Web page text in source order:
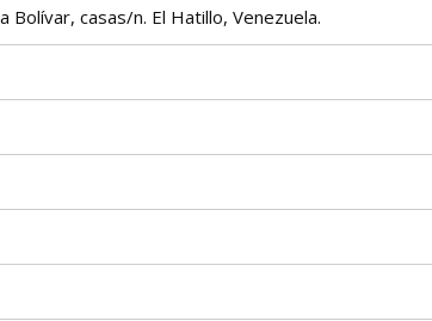
Bolívar, casas/n. El Hatillo, Venezuela.